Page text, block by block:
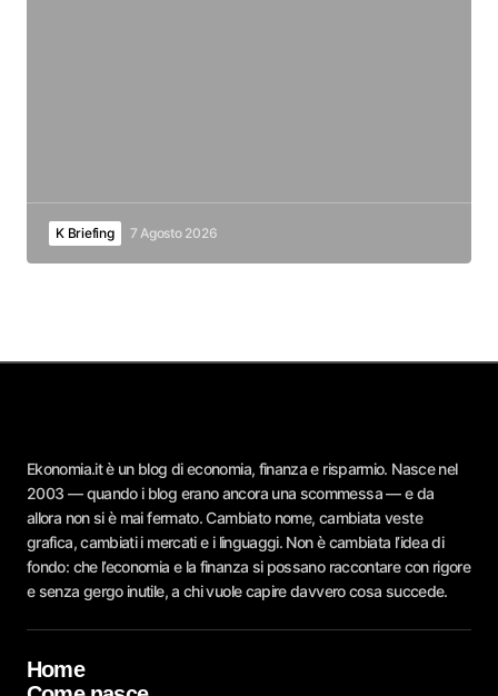
K Briefing 7 Agosto 2026
Ekonomia.it è un blog di economia, finanza e risparmio. Nasce nel
2003 — quando i blog erano ancora una scommessa — e da
allora non si è mai fermato. Cambiato nome, cambiata veste
grafica, cambiati i mercati e i linguaggi. Non è cambiata l’idea di
fondo: che l’economia e la finanza si possano raccontare con rigore
e senza gergo inutile, a chi vuole capire davvero cosa succede.
Home